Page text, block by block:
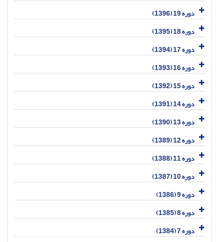
دوره 19 (1396)
دوره 18 (1395)
دوره 17 (1394)
دوره 16 (1393)
دوره 15 (1392)
دوره 14 (1391)
دوره 13 (1390)
دوره 12 (1389)
دوره 11 (1388)
دوره 10 (1387)
دوره 9 (1386)
دوره 8 (1385)
دوره 7 (1384)